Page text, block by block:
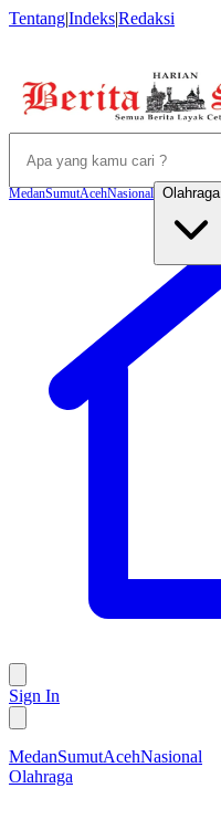
Tentang|Indeks|Redaksi
MedanSumutAcehNasional Olahraga
Sign In
MedanSumutAcehNasional
Olahraga